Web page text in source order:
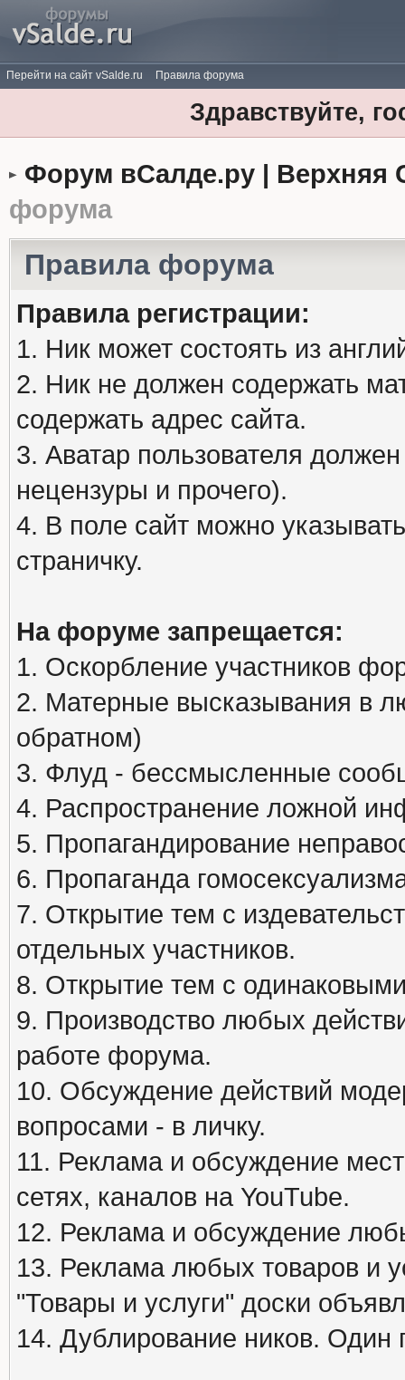
Перейти на сайт vSalde.ru Правила форума
Здравствуйте,
Форум вСалде.ру | Верхняя
форума
Правила форума
Правила регистрации:
1. Ник может состоять из
2. Ник не должен содержать
содержать адрес сайта.
3. Аватар пользователя
нецензуры и прочего).
4. В поле сайт можно
страничку.
На форуме запрещается:
1. Оскорбление участников
2. Матерные высказывания в
обратном)
3. Флуд - бессмысленные
4. Распространение ложной
5. Пропагандирование
6. Пропаганда
7. Открытие тем с
отдельных участников.
8. Открытие тем с
9. Производство любых
работе форума.
10. Обсуждение действий
вопросами - в личку.
11. Реклама и обсуждение
сетях, каналов на YouTube.
12. Реклама и обсуждение
13. Реклама любых товаров и
"Товары и услуги" доски
14. Дублирование ников. Один